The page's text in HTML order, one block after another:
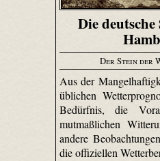
Die deutsche
Der Stein der
Aus der
üblichen
Bedürfnis, die
mutmaßlichen
andere
die offiziellen